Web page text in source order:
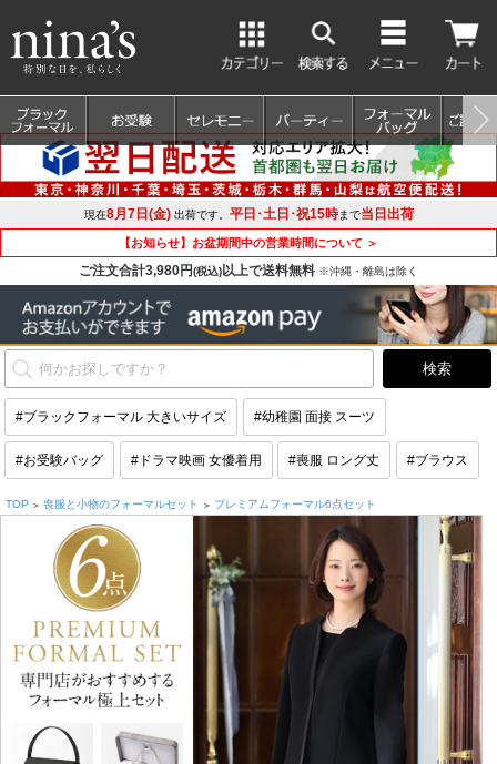
現在8月7日(金)出荷です。 平日･土日･祝15時まで当日出荷
【お知らせ】お盆期間中の営業時間について ＞
ご注文合計3,980円(税込)以上で送料無料 ※沖縄・離島は除く
#ブラックフォーマル 大きいサイズ #幼稚園 面接 スーツ
#お受験バッグ #ドラマ映画 女優着用 #喪服 ロング丈 #ブラウス
TOP > 喪服と小物のフォーマルセット > プレミアムフォーマル6点セット